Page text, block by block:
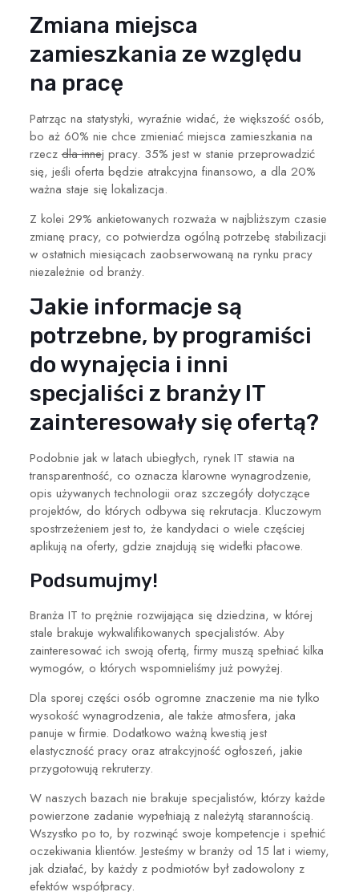
Zmiana miejsca
zamieszkania ze względu
na pracę
Patrząc na statystyki, wyraźnie widać, że większość osób,
bo aż 60% nie chce zmieniać miejsca zamieszkania na
rzeczdla innej pracy. 35% jest w stanie przeprowadzić
się, jeśli oferta będzie atrakcyjna finansowo, a dla 20%
ważna staje się lokalizacja.
Z kolei 29% ankietowanych rozważa w najbliższym czasie
zmianę pracy, co potwierdza ogólną potrzebę stabilizacji
w ostatnich miesiącach zaobserwowaną na rynku pracy
niezależnie od branży.
Jakie informacje są
potrzebne, by programiści
do wynajęcia i inni
specjaliści z branży IT
zainteresowały się ofertą?
Podobnie jak w latach ubiegłych, rynek IT stawia na
transparentność, co oznacza klarowne wynagrodzenie,
opis używanych technologii oraz szczegóły dotyczące
projektów, do których odbywa się rekrutacja. Kluczowym
spostrzeżeniem jest to, że kandydaci o wiele częściej
aplikują na oferty, gdzie znajdują się widełki płacowe.
Podsumujmy!
Branża IT to prężnie rozwijająca się dziedzina, w której
stale brakuje wykwalifikowanych specjalistów. Aby
zainteresować ich swoją ofertą, firmy muszą spełniać kilka
wymogów, o których wspomnieliśmy już powyżej.
Dla sporej części osób ogromne znaczenie ma nie tylko
wysokość wynagrodzenia, ale także atmosfera, jaka
panuje w firmie. Dodatkowo ważną kwestią jest
elastyczność pracy oraz atrakcyjność ogłoszeń, jakie
przygotowują rekruterzy.
W naszych bazach nie brakuje specjalistów, którzy każde
powierzone zadanie wypełniają z należytą starannością.
Wszystko po to, by rozwinąć swoje kompetencje i spełnić
oczekiwania klientów. Jesteśmy w branży od 15 lat i wiemy,
jak działać, by każdy z podmiotów był zadowolony z
efektów współpracy.